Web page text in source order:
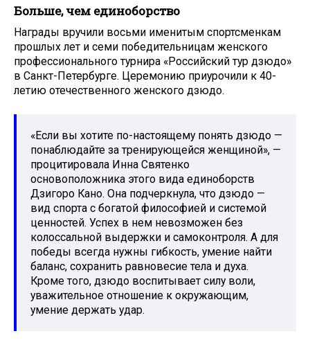
Больше, чем единоборство
Награды вручили восьми именитым спортсменкам
прошлых лет и семи победительницам женского
профессионального турнира «Российский тур дзюдо»
в Санкт-Петербурге. Церемонию приурочили к 40-
летию отечественного женского дзюдо.
«Если вы хотите по-настоящему понять дзюдо —
понаблюдайте за тренирующейся женщиной», —
процитировала Инна Святенко
основоположника этого вида единоборств
Дзигоро Кано. Она подчеркнула, что дзюдо —
вид спорта с богатой философией и системой
ценностей. Успех в нем невозможен без
колоссальной выдержки и самоконтроля. А для
победы всегда нужны гибкость, умение найти
баланс, сохранить равновесие тела и духа.
Кроме того, дзюдо воспитывает силу воли,
уважительное отношение к окружающим,
умение держать удар.